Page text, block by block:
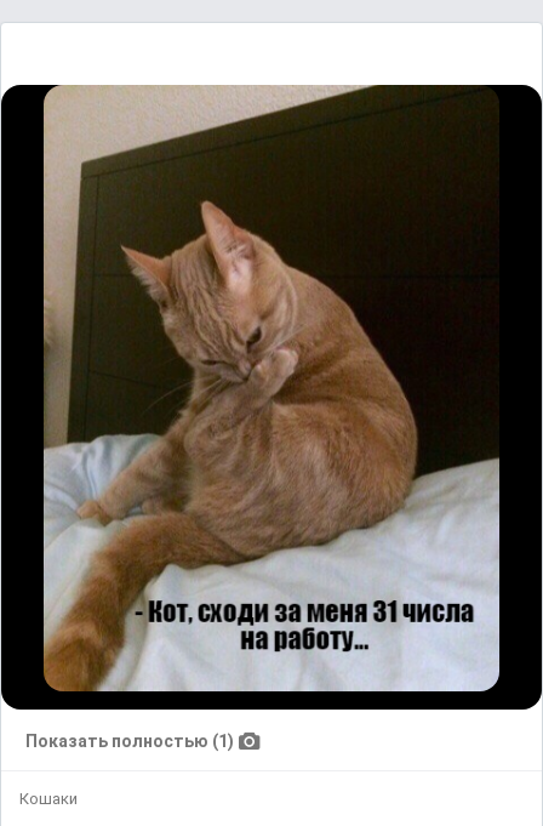
Показать полностью (1)
Кошаки